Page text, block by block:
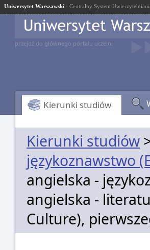
Uniwersytet Warszawski - Centralny System
przejdź do głównego portalu uczelni
Kierunki studiów
Kierunki studiów
językoznawstwo
angielska -
angielska -
Culture),